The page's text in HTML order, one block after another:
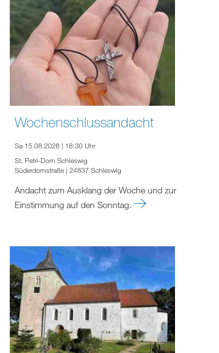
Wochenschlussandacht
Sa 15.08.2026 | 18:30 Uhr
St. Petri-Dom Schleswig
Süderdomstraße | 24837 Schleswig
Andacht zum Ausklang der Woche und zur
Einstimmung auf den Sonntag.